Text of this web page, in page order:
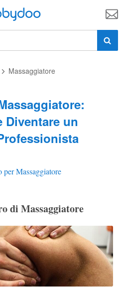
Massaggiatore
Diventare un
Massaggiatore
di Massaggiatore